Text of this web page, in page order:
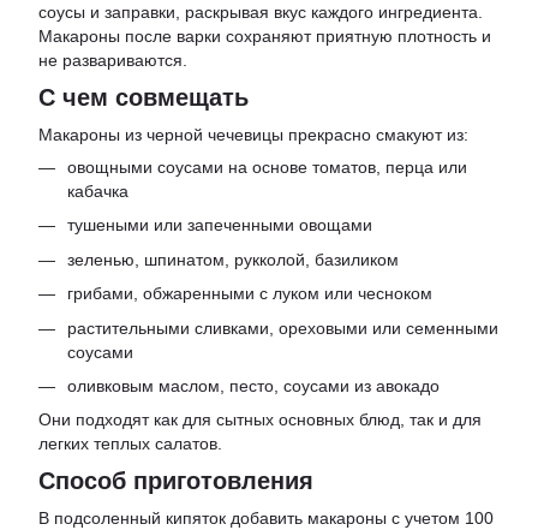
соусы и заправки, раскрывая вкус каждого ингредиента.
Макароны после варки сохраняют приятную плотность и
не развариваются.
С чем совмещать
Макароны из черной чечевицы прекрасно смакуют из:
овощными соусами на основе томатов, перца или
кабачка
тушеными или запеченными овощами
зеленью, шпинатом, рукколой, базиликом
грибами, обжаренными с луком или чесноком
растительными сливками, ореховыми или семенными
соусами
оливковым маслом, песто, соусами из авокадо
Они подходят как для сытных основных блюд, так и для
легких теплых салатов.
Способ приготовления
В подсоленный кипяток добавить макароны с учетом 100